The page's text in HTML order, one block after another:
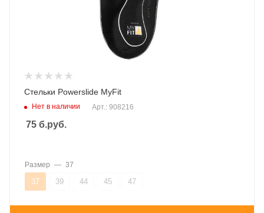
Стельки Powerslide MyFit
Нет в наличии Арт.: 908216
75 б.руб.
Размер — 37
37 39 44 45 47